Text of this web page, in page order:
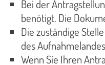
Bei der
benötigt. Die
Die zuständige
des
Wenn Sie Ihren